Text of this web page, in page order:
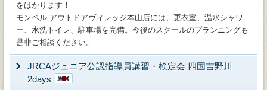
をはかります！
モンベル アウトドアヴィレッジ本山店には、更衣室、温水シャワ
ー、水洗トイレ、駐車場を完備。今後のスクールのプランニングも
是非ご相談ください。
JRCAジュニア公認指導員講習・検定会 四国吉野川
2days